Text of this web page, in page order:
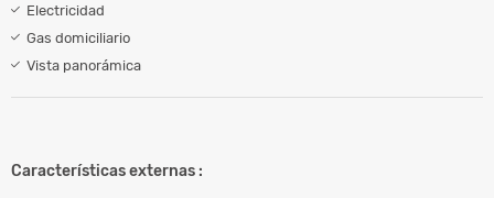
Electricidad
Gas domiciliario
Vista panorámica
Características externas :